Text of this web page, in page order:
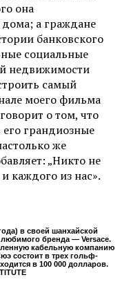
она
дома; а граждане
банковского
социальные
недвижимости
самый
моего фильма
о том, что
его грандиозные
же
„Никто не
каждого из нас».
в своей шанхайской
бренда — Versace.
кабельную компанию
состоит в трех гольф-
в 100 000 долларов.